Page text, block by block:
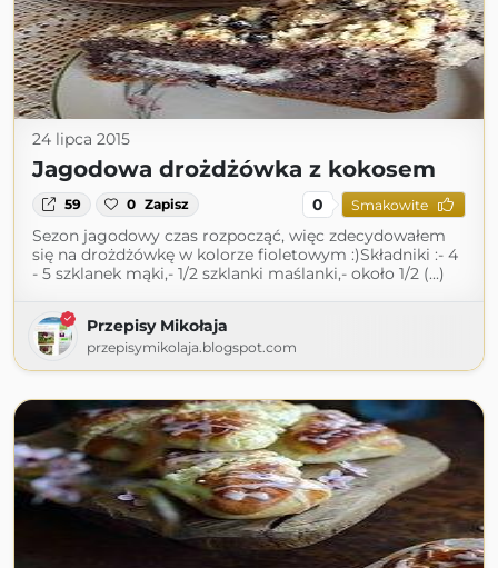
24 lipca 2015
Jagodowa drożdżówka z kokosem
59 0 Zapisz 0 Smakowite
Sezon jagodowy czas rozpocząć, więc zdecydowałem
się na drożdżówkę w kolorze fioletowym :)Składniki :- 4
- 5 szklanek mąki,- 1/2 szklanki maślanki,- około 1/2 (...)
Przepisy Mikołaja
przepisymikolaja.blogspot.com